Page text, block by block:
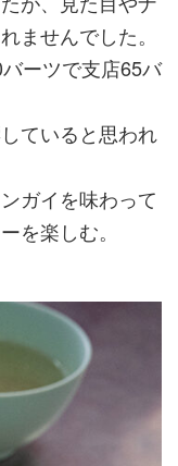
ませんでした。
ーツで支店65バ
ていると思われ
ガイを味わって
を楽しむ。